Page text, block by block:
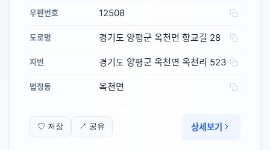
우편번호 12508
도로명 경기도 양평군 옥천면 향교길 28
지번 경기도 양평군 옥천면 옥천리 523
법정동 옥천면
♡ 저장 ↗ 공유 상세보기